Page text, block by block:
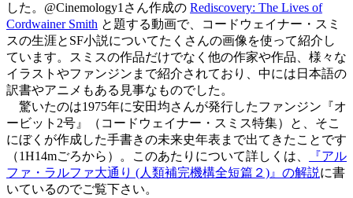
した。@Cinemology1さん作成の Rediscovery: The Lives of
Cordwainer Smith と題する動画で、コードウェイナー・スミ
スの生涯とSF小説についてたくさんの画像を使って紹介し
ています。スミスの作品だけでなく他の作家や作品、様々な
イラストやファンジンまで紹介されており、中には日本語の
訳書やアニメもある見事なものでした。
驚いたのは1975年に安田均さんが発行したファンジン『オ
ービット2号』（コードウェイナー・スミス特集）と、そこ
にぼくが作成した手書きの未来史年表まで出てきたことです
（1H14mごろから）。このあたりについて詳しくは、
『アル
ファ・ラルファ大通り (人類補完機構全短篇２)』の解説に書
いているのでご覧下さい。